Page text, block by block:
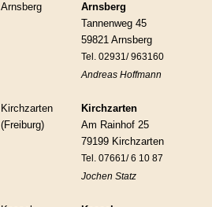
Arnsberg
Arnsberg
Tannenweg 45
59821 Arnsberg
Tel. 02931/ 963160
Andreas Hoffmann
Kirchzarten
Kirchzarten
(Freiburg)
Am Rainhof 25
79199 Kirchzarten
Tel. 07661/ 6 10 87
Jochen Statz